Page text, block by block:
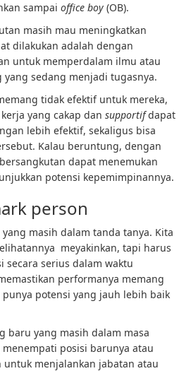
sampai office boy (OB).
masih mau meningkatkan
dilakukan adalah dengan
untuk memperdalam ilmu atau
sedang menjadi tugasnya.
tidak efektif untuk mereka,
yang cakap dan supportifdapat
lebih efektif, sekaligus bisa
Kalau beruntung, dengan
dapat menemukan
potensi kepemimpinannya.
person
masih dalam tanda tanya. Kita
meyakinkan, tapi harus
secara serius dalam waktu
performanya memang
potensi yang jauh lebih baik
baru yang masih dalam masa
posisi barunya atau
menjalankan jabatan atau